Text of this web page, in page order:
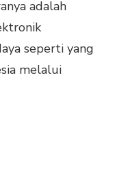
adalah
seperti yang
melalui